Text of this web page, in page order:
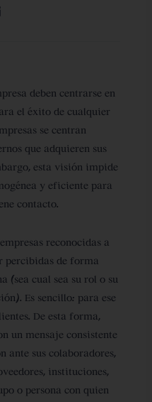
deben centrarse en
el éxito de cualquier
se centran
que adquieren sus
esta visión impide
y eficiente para
contacto.
reconocidas a
percibidas de forma
(sea cual sea su rol o su
Es sencillo: para ese
. De esta forma,
un mensaje consistente
ante sus colaboradores,
instituciones,
o persona con quien